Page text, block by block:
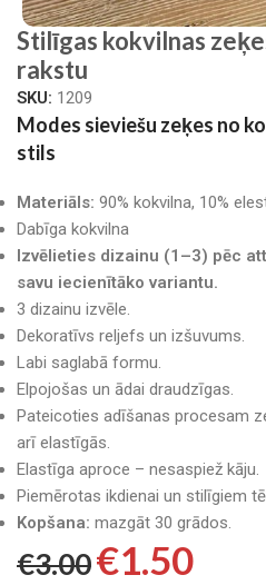
Stilīgas kokvilnas
rakstu
SKU: 1209
Modes sieviešu zeķes no
stils
Materiāls: 90% kokvilna, 10%
Dabīga kokvilna
Izvēlieties dizainu (1–3) pēc
savu iecienītāko variantu.
3 dizainu izvēle.
Dekoratīvs reljefs un izšuvums.
Labi saglabā formu.
Elpojošas un ādai draudzīgas.
Pateicoties adīšanas procesam
arī elastīgās.
Elastīga aproce – nesaspiež kāju.
Piemērotas ikdienai un stilīgiem
Kopšana: mazgāt 30 grādos.
€3.00€1.50